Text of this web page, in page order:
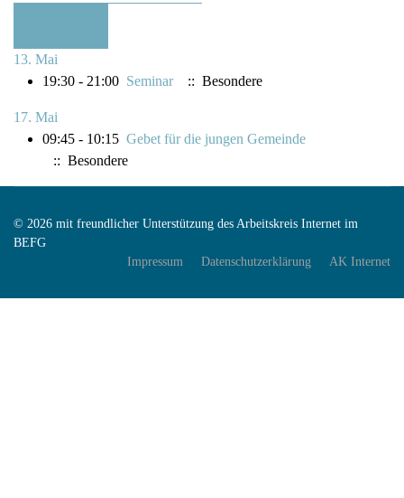
13. Mai
19:30 - 21:00 Seminar :: Besondere
17. Mai
09:45 - 10:15 Gebet für die jungen Gemeinde
:: Besondere
© 2026 mit freundlicher Unterstützung des Arbeitskreis Internet im
BEFG
Impressum
Datenschutzerklärung AK Internet